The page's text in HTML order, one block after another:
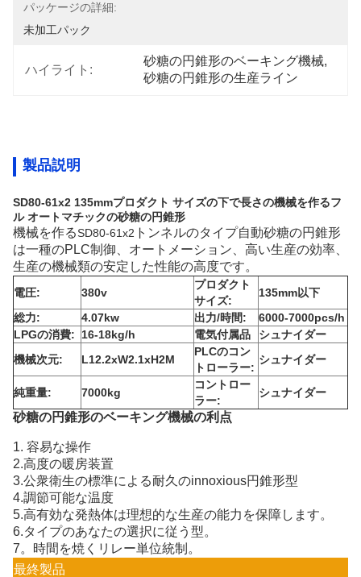
パッケージの詳細:
未加工パック
ハイライト:
砂糖の円錐形のベーキング機械,
砂糖の円錐形の生産ライン
製品説明
SD80-61x2 135mmプロダクト サイズの下で長さの機械を作るフ
ル オートマチックの砂糖の円錐形
機械を作るSD80-61x2 トンネルのタイプ自動砂糖の円錐形
は一種のPLC制御、オートメーション、高い生産の効率、
生産の機械類の安定した性能の高度です。
電圧: 380v
プロダクト
サイズ:
135mm以下
総力:
4.07kw 出力/時間:
6000-7000pcs/h
LPGの消費:
16-18kg/h 電気付属品
シュナイダー
機械次元:
L12.2xW2.1xH2M
PLCのコン
トローラー:
シュナイダー
純重量: 7000kg
コントロー
ラー:
シュナイダー
砂糖の円錐形のベーキング機械の利点
1. 容易な操作
2.高度の暖房装置
3.公衆衛生の標準による耐久のinnoxious円錐形型
4.調節可能な温度
5.高有効な発熱体は理想的な生産の能力を保障します。
6.タイプのあなたの選択に従う型。
7。時間を焼くリレー単位統制。
最終製品